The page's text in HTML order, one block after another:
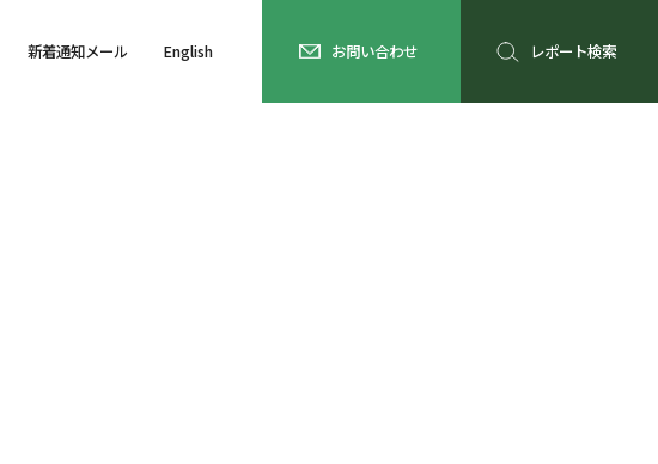
新着通知メール English お問い合わせ レポート検索